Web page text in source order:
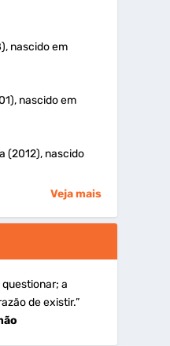
nascido em
nascido em
(2012), nascido
Veja mais
questionar; a
de existir.”